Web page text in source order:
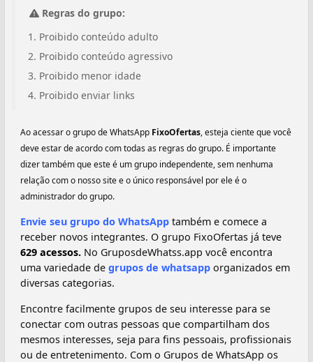
Regras do grupo:
Proibido conteúdo adulto
Proibido conteúdo agressivo
Proibido menor idade
Proibido enviar links
Ao acessar o grupo de WhatsApp FixoOfertas, esteja ciente que você
deve estar de acordo com todas as regras do grupo. É importante
dizer também que este é um grupo independente, sem nenhuma
relação com o nosso site e o único responsável por ele é o
administrador do grupo.
Envie seu grupo do WhatsApp também e comece a
receber novos integrantes. O grupo FixoOfertas já teve
629 acessos. No GruposdeWhatss.app você encontra
uma variedade de grupos de whatsapp organizados em
diversas categorias.
Encontre facilmente grupos de seu interesse para se
conectar com outras pessoas que compartilham dos
mesmos interesses, seja para fins pessoais, profissionais
ou de entretenimento. Com o Grupos de WhatsApp os